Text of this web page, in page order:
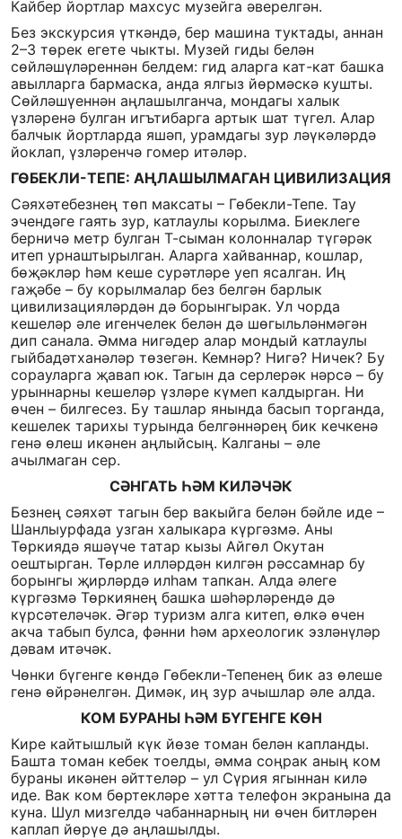
Кайбер йортлар махсус музейга әверелгән.
Без экскурсия үткәндә, бер машина туктады, аннан
2–3 төрек егете чыкты. Музей гиды белән
сөйләшүләреннән белдем: гид аларга кат-кат башка
авылларга бармаска, анда ялгыз йөрмәскә кушты.
Сөйләшүеннән аңлашылганча, мондагы халык
үзләренә булган игътибарга артык шат түгел. Алар
балчык йортларда яшәп, урамдагы зур ләүкәләрдә
йоклап, үзләренчә гомер итәләр.
ГӨБЕКЛИ-ТЕПЕ: АҢЛАШЫЛМАГАН ЦИВИЛИЗАЦИЯ
Сәяхәтебезнең төп максаты – Гөбекли-Тепе. Тау
эчендәге гаять зур, катлаулы корылма. Биеклеге
берничә метр булган Т-сыман колонналар түгәрәк
итеп урнаштырылган. Аларга хайваннар, кошлар,
бөҗәкләр һәм кеше сурәтләре уеп ясалган. Иң
гаҗәбе – бу корылмалар без белгән барлык
цивилизацияләрдән дә борынгырак. Ул чорда
кешеләр әле игенчелек белән дә шөгыльләнмәгән
дип санала. Әмма нигәдер алар мондый катлаулы
гыйбадәтханәләр төзегән. Кемнәр? Нигә? Ничек? Бу
сорауларга җавап юк. Тагын да серлерәк нәрсә – бу
урыннарны кешеләр үзләре күмеп калдырган. Ни
өчен – билгесез. Бу ташлар янында басып торганда,
кешелек тарихы турында белгәннәрең бик кечкенә
генә өлеш икәнен аңлыйсың. Калганы – әле
ачылмаган сер.
СӘНГАТЬ ҺӘМ КИЛӘЧӘК
Безнең сәяхәт тагын бер вакыйга белән бәйле иде –
Шанлыурфада узган халыкара күргәзмә. Аны
Төркиядә яшәүче татар кызы Айгөл Окутан
оештырган. Төрле илләрдән килгән рәссамнар бу
борынгы җирләрдә илһам тапкан. Алда әлеге
күргәзмә Төркиянең башка шәһәрләрендә дә
күрсәтеләчәк. Әгәр туризм алга китеп, өлкә өчен
акча табып булса, фәнни һәм археологик эзләнүләр
дәвам итәчәк.
Чөнки бүгенге көндә Гөбекли-Тепенең бик аз өлеше
генә өйрәнелгән. Димәк, иң зур ачышлар әле алда.
КОМ БУРАНЫ ҺӘМ БҮГЕНГЕ КӨН
Кире кайтышлый күк йөзе томан белән капланды.
Башта томан кебек тоелды, әмма соңрак аның ком
бураны икәнен әйттеләр – ул Сүрия ягыннан килә
иде. Вак ком бөртекләре хәтта телефон экранына да
куна. Шул мизгелдә чабаннарның ни өчен битләрен
каплап йөрүе дә аңлашылды.